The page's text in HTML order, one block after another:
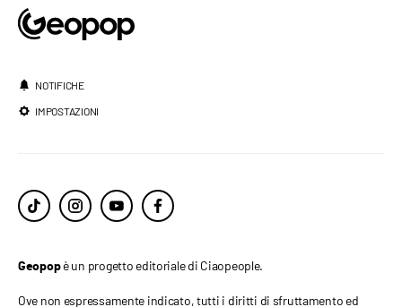
NOTIFICHE
IMPOSTAZIONI
Geopopè un progetto editoriale di Ciaopeople.
Ove non espressamente indicato, tutti i diritti di sfruttamento ed